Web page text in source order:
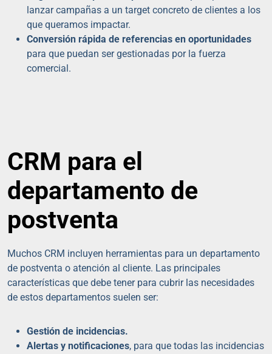
lanzar campañas a un target concreto de clientes a los
que queramos impactar.
Conversión rápida de referencias en oportunidades
para que puedan ser gestionadas por la fuerza
comercial.
CRM para el
departamento de
postventa
Muchos CRM incluyen herramientas para un departamento
de postventa o atención al cliente. Las principales
características que debe tener para cubrir las necesidades
de estos departamentos suelen ser:
Gestión de incidencias.
Alertas y notificaciones, para que todas las incidencias